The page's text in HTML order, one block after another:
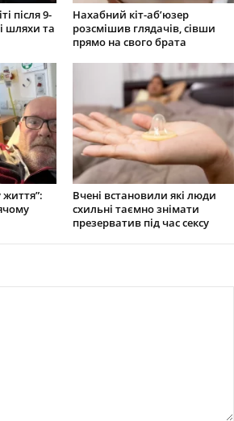
після 9-
шляхи та
Нахабний кіт-аб’юзер
розсмішив глядачів, сівши
прямо на свого брата
Вчені встановили які люди
схильні таємно знімати
презерватив під час сексу